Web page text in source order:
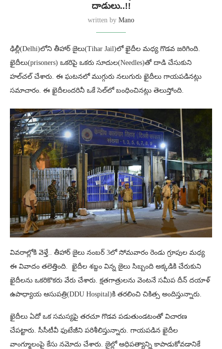
దాడులు..!!
written by Mano
ఢిల్లీ(Delhi)లోని తీహార్ జైలు(Tihar Jail)లో ఖైదీల మధ్య గొడవ జరిగింది.
ఖైదీలు(prisoners) ఒకరిపై ఒకరు సూదుల(Needles)తో దాడి చేసుకుని
హల్‌చల్ చేశారు. ఈ ఘటనలో ముగ్గురు నలుగురు ఖైదీలు గాయపడినట్లు
సమాచారం. ఈ ఖైదీలందరినీ ఒకే సెల్‌లో బంధించినట్లు తెలుస్తోంది.
వివరాల్లోకి వెళ్తే.. తీహార్ జైలు నంబర్ 3లో సోమవారం రెండు గ్రూపుల మధ్య
ఈ వివాదం తలెత్తింది. ఖైదీల శబ్దం విన్న జైలు సిబ్బంది అక్కడికి చేరుకుని
ఖైదీలను ఒకరికొకరు వేరు చేశారు. క్షతగాత్రులను వెంటనే సమీప దీన్ దయాళ్
ఉపాధ్యాయ ఆసుపత్రి(DDU Hospital)కి తరలించి చికిత్స అందిస్తున్నారు.
ఖైదీలు ఏదో ఒక సమస్యపై తరచూ గొడవ పడుతుండటంతో విచారణ
చేపట్టారు. సీసీటీవీ ఫుటేజీని పరిశీలిస్తున్నారు. గాయపడిన ఖైదీల
వాంగ్మూలంపై కేసు నమోదు చేశారు. జైల్లో ఆధిపత్యాన్ని కాపాడుకోవడానికే